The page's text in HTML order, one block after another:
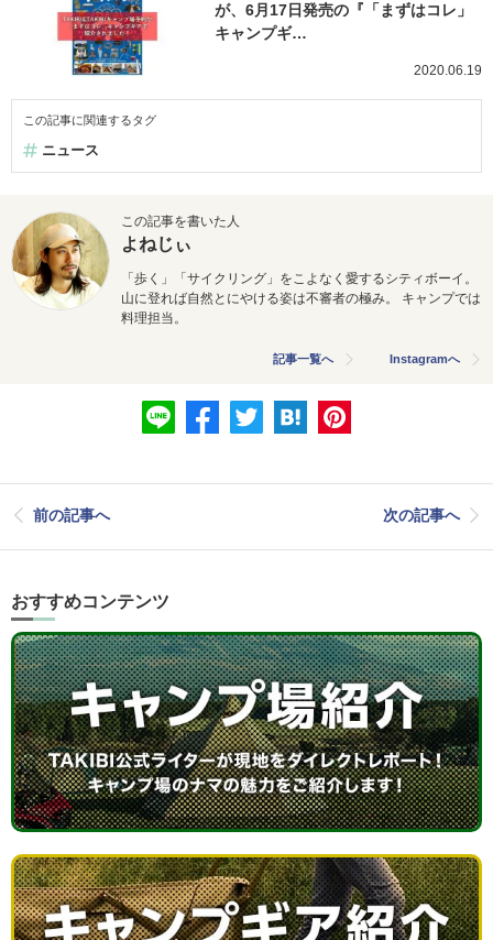
が、6月17日発売の『「まずはコレ」
キャンプギ…
2020.06.19
この記事に関連するタグ
ニュース
この記事を書いた人
よねじぃ
「歩く」「サイクリング」をこよなく愛するシティボーイ。
山に登れば自然とにやける姿は不審者の極み。 キャンプでは
料理担当。
記事一覧へ Instagramへ
前の記事へ 次の記事へ
おすすめコンテンツ